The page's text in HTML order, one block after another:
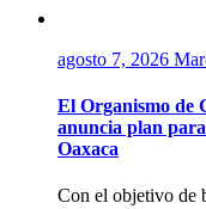
agosto 7, 2026
El Organismo de
anuncia plan
Oaxaca
Con el objetivo de